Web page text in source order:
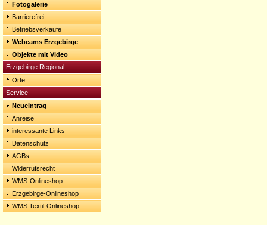
Fotogalerie
Barrierefrei
Betriebsverkäufe
Webcams Erzgebirge
Objekte mit Video
Erzgebirge Regional
Orte
Service
Neueintrag
Anreise
interessante Links
Datenschutz
AGBs
Widerrufsrecht
WMS-Onlineshop
Erzgebirge-Onlineshop
WMS Textil-Onlineshop